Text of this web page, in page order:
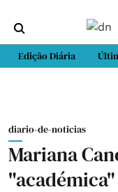
Edição Diária
diario-de-noticias
Mariana